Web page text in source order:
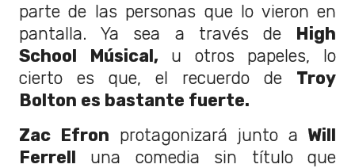
parte de las personas que lo vieron en
pantalla. Ya sea a través de High
School Músical,u otros papeles, lo
cierto es que, el recuerdo de Troy
Bolton es bastante fuerte.
Zac Efron protagonizará junto a Will
Ferrell una comedia sin título que